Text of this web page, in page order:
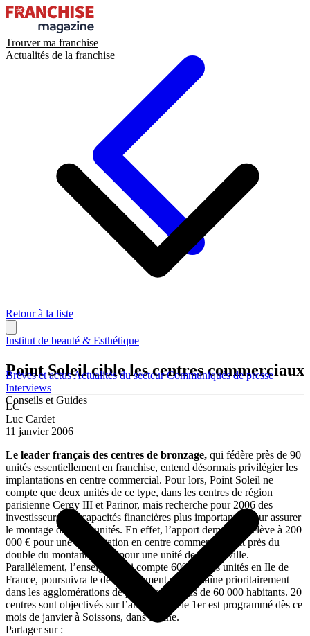
Trouver ma franchise
Actualités de la franchise
Brèves et actusActualités du secteurCommuniqués de presse
Interviews
Conseils et Guides
Retour à la liste
Institut de beauté & Esthétique
Point Soleil cible les centres commerciaux
LC
Luc Cardet
11 janvier 2006
Le leader français des centres de bronzage, qui fédère près de 90
unités essentiellement en franchise, entend désormais privilégier les
implantations en centre commercial. Pour lors, Point Soleil ne
compte que deux unités de ce type, dans les centres de région
parisienne Cergy III et Parinor, mais recherche pour 2006 des
investisseurs aux capacités financières plus importantes pour assurer
le montage de telles unités. En effet, l’apport demandé s’élève à 200
000 € pour une implantation en centre commercial, soit près du
double du montant requis pour une unité de centre-ville.
Parallèlement, l’enseigne, qui compte 60% de ses unités en Ile de
France, poursuivra le développement de sa chaîne prioritairement
dans les agglomérations de province de plus de 60 000 habitants. 20
centres sont objectivés sur l’année, dont le 1er est programmé dès ce
mois de janvier à Soissons, dans l’Aine.
Partager sur :